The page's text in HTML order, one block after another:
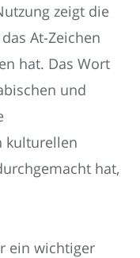
zeigt die
At-Zeichen
hat. Das Wort
und
kulturellen
hat,
ein wichtiger